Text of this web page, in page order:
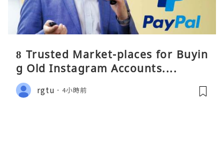
8 Trusted Market-places for Buyin
g Old Instagram Accounts....
rgtu 4小時前